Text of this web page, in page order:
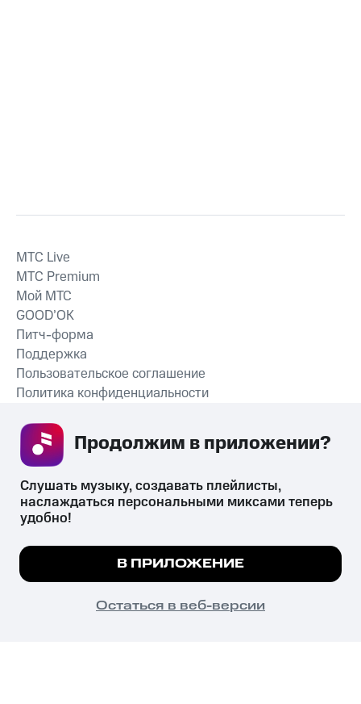
СКАЧАТЬ ПРИЛОЖЕНИЕ
MTС Live
MTС Premium
Мой МТС
GOOD’OK
Питч-форма
Поддержка
Пользовательское соглашение
Политика конфиденциальности
психотропных веществ, их аналогов причиняет вред здоровью,
их незаконный оборот запрещён и влечёт установленную
законодательством ответственность.
© 2026 ООО «КИОН».
Все права защищены
Мы используем куки, чтобы на сайте все
Подробнее
ПОНЯТНО
Слушать музыку, создавать плейлисты,
наслаждаться персональными миксами теперь
удобно!
В ПРИЛОЖЕНИЕ
Остаться в веб-версии